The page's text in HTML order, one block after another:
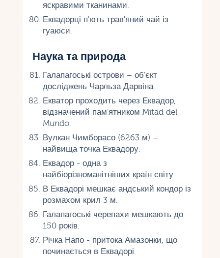
яскравими тканинами.
Еквадорці п'ють трав'яний чай із
гуаюси.
Наука та природа
Галапагоські острови – об'єкт
досліджень Чарльза Дарвіна.
Екватор проходить через Еквадор,
відзначений пам'ятником Mitad del
Mundo.
Вулкан Чимборасо (6263 м) –
найвища точка Еквадору.
Еквадор - одна з
найбіорізноманітніших країн світу.
В Еквадорі мешкає андський кондор із
розмахом крил 3 м.
Галапагоські черепахи мешкають до
150 років.
Річка Напо - притока Амазонки, що
починається в Еквадорі.